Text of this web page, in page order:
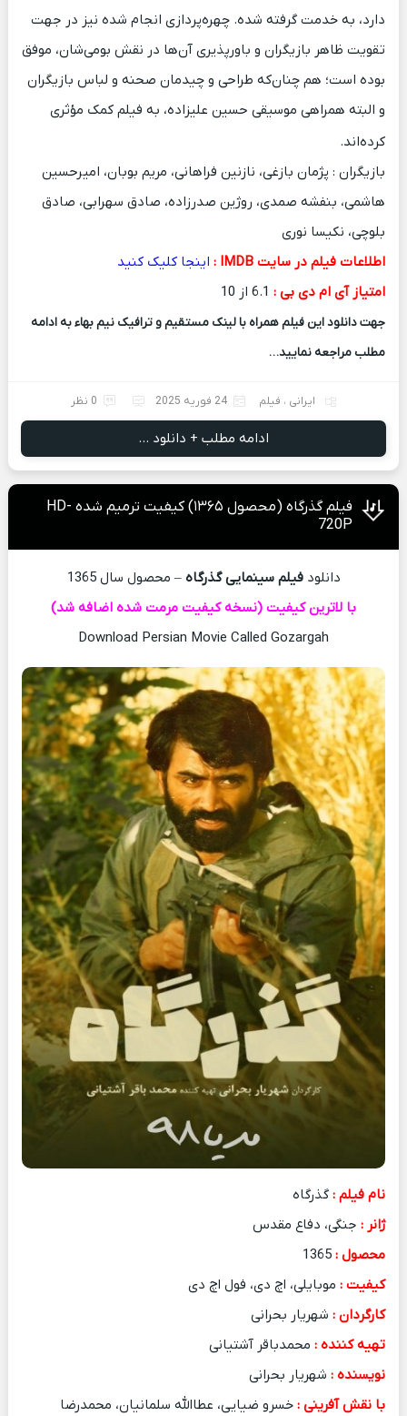
دارد، به خدمت گرفته شده. چهره‌پردازی انجام شده نیز در جهت
تقویت ظاهر بازیگران و باورپذیری آن‌ها در نقش بومی‌شان، موفق
بوده است؛ هم چنان‌که طراحی و چیدمان صحنه و لباس بازیگران
و البته همراهی موسیقی حسین علیزاده، به فیلم کمک مؤثری
کرده‌اند.
بازیگران : پژمان بازغی، نازنین فراهانی، مریم بوبان، امیرحسین
هاشمی، بنفشه صمدی، روژین صدرزاده، صادق سهرابی، صادق
بلوچی، نکیسا نوری
اطلاعات فیلم در سایت IMDB :
اینجا کلیک کنید
امتیاز آی ام دی بی :6.1 از 10
جهت دانلود این فیلم همراه با لینک مستقیم و ترافیک نیم بهاء به ادامه
مطلب مراجعه نمایید…
ایرانی ، فیلم 24 فوریه 2025 0 نظر
ادامه مطلب + دانلود ...
فیلم گذرگاه (محصول ۱۳۶۵) کیفیت ترمیم شده HD-
720P
دانلودفیلم سینمایی گذرگاه – محصول سال 1365
با لاترین کیفیت (نسخه کیفیت مرمت شده اضافه شد)
Download Persian Movie Called Gozargah
نام فیلم :گذرگاه
ژانر :جنگی، دفاع مقدس
محصول :1365
کیفیت :موبایلی، اچ دی، فول اچ دی
کارگردان :شهریار بحرانی
تهیه کننده :محمدباقر آشتیانی
نویسنده :شهریار بحرانی
با نقش آفرینی :خسرو ضیایی، عطاالله سلمانیان، محمدرضا